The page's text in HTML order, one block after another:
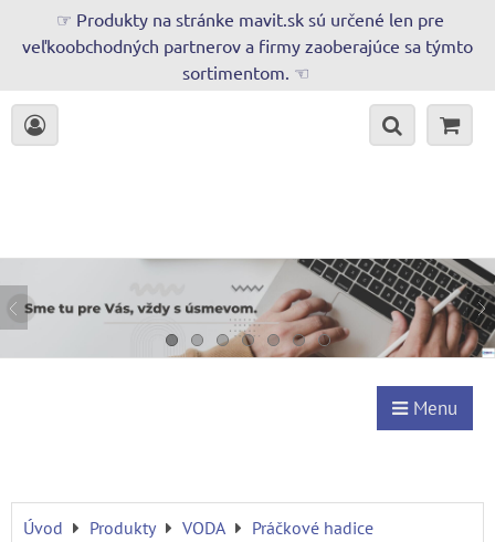
☞ Produkty na stránke mavit.sk sú určené len pre
veľkoobchodných partnerov a firmy zaoberajúce sa týmto
sortimentom. ☜
Menu
Úvod Produkty VODA
Práčkové hadice